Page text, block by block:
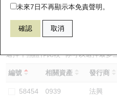
未來7日不再顯示本免責聲明。
確認 取消
60892 瑞銀牛證
選擇牛熊證作比較 *你可以選擇最多
編號 相關資產 發行商
58454 0939 法興
即將到期認股證
認股證到期結算價查詢
認股證分析儀
認股證速算機
牛熊證街貨分佈圖
正股牛熊證列表
新發行瑞銀牛熊證
已收回牛熊證剩餘價值
十天股證佔大市成交
資金流
街貨統計
三十大平均引伸波幅
恒指成份股
國指成份股
科指成份股
相關資產沽空
講座及教育短片
認股證投資者教育
牛熊證投資者教育
認股證牛熊證常問問題